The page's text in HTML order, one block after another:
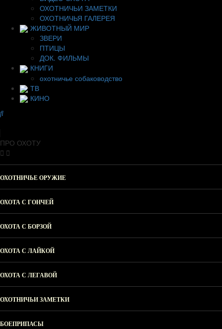
ОХОТНИЧЬИ ЗАМЕТКИ
ОХОТНИЧЬЯ ГАЛЕРЕЯ
ЖИВОТНЫЙ МИР
ЗВЕРИ
ПТИЦЫ
ДОК. ФИЛЬМЫ
КНИГИ
охотничье собаководство
ТВ
КИНО
ПРО ОХОТУ
ОХОТНИЧЬЕ ОРУЖИЕ
ОХОТА С ГОНЧЕЙ
ОХОТА С БОРЗОЙ
ОХОТА С ЛАЙКОЙ
ОХОТА С ЛЕГАВОЙ
ОХОТНИЧЬИ ЗАМЕТКИ
БОЕПРИПАСЫ